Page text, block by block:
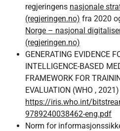
regjeringens nasjonale
(regjeringen.no) fra 2020
Norge – nasjonal
(regjeringen.no)
GENERATING EVIDENCE
INTELLIGENCE-BASED
FRAMEWORK FOR
EVALUATION (WHO , 2021)
https://iris.who.int/
9789240038462-eng.pdf
Norm for